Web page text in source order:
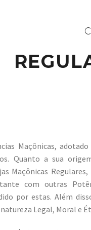
Maçônicas,
Quanto a sua
Maçônicas
com outras
por estas. Além
Legal, Moral e